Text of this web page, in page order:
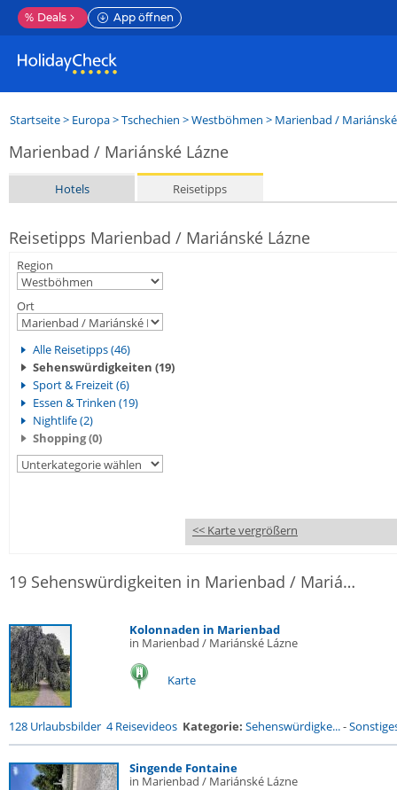
% Deals App öffnen
Startseite> Europa>Tschechien >Westböhmen > Marienbad /
Marienbad / Mariánské Lázne
Hotels Reisetipps
Reisetipps Marienbad / Mariánské Lázne
Region
Ort
Alle Reisetipps (46)
Sehenswürdigkeiten (19)
Sport & Freizeit (6)
Essen & Trinken (19)
Nightlife (2)
Shopping (0)
<< Karte vergrößern
19 Sehenswürdigkeiten in Marienbad / Mariánské Lázne
Kolonnaden in Marienbad
in Marienbad / Mariánské Lázne
Karte
128 Urlaubsbilder 4 Reisevideos Kategorie: Sehenswürdigke...-
Singende Fontaine
in Marienbad / Mariánské Lázne